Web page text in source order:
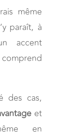
même
paraît, à
accent
des cas,
et
en